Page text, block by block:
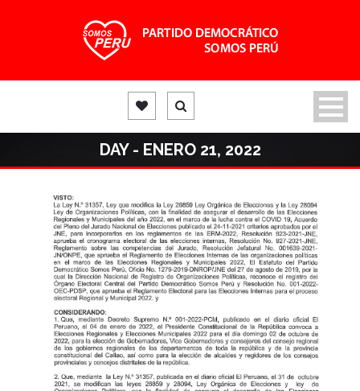
DAY - ENERO 21, 2022